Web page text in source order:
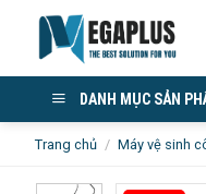
content
DANH MỤC SẢN
Trang chủ / Máy vệ sinh